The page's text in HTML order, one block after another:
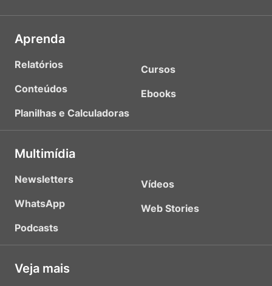
Aprenda
Relatórios
Conteúdos
Planilhas e Calculadoras
Cursos
Ebooks
Multimídia
Newsletters
WhatsApp
Podcasts
Vídeos
Web Stories
Veja mais